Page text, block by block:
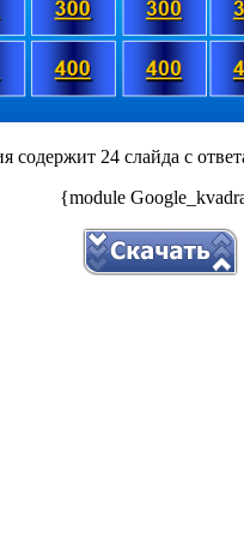
содержит 24 слайда с
{module